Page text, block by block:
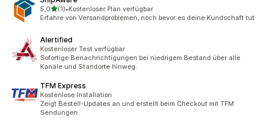
5,0von 5 Sternen
(1)
1 Rezensionen insgesamt
•Kostenloser Plan verfügbar
Erfahre von Versandproblemen, noch bevor es deine Kundschaft tut
Alertified
Kostenloser Test verfügbar
Sofortige Benachrichtigungen bei niedrigem Bestand über alle
Kanäle und Standorte hinweg.
TFM Express
Kostenlose Installation
Zeigt Bestell-Updates an und erstellt beim Checkout mit TFM
Sendungen.